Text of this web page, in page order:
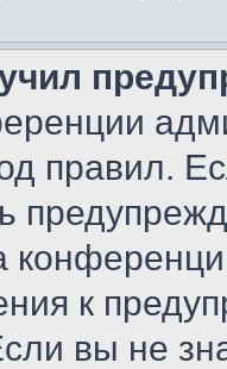
правил.
к
вы не